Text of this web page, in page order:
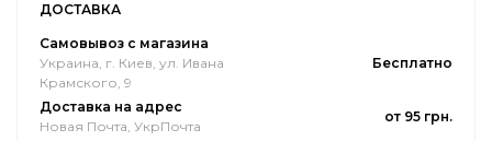
ДОСТАВКА
Самовывоз с магазина
Украина, г. Киев, ул. Ивана
Крамского, 9
Бесплатно
Доставка на адрес
Новая Почта, УкрПочта
от 95 грн.